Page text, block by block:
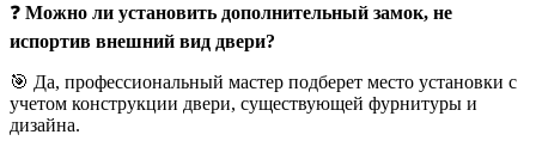
❓ Можно ли установить дополнительный замок, не
испортив внешний вид двери?
🎯 Да, профессиональный мастер подберет место установки с
учетом конструкции двери, существующей фурнитуры и
дизайна.